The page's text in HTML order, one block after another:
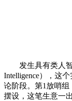
发生具有类人智
Intelligence），这
论阶段。第1放哨
摆设，这笔生意一